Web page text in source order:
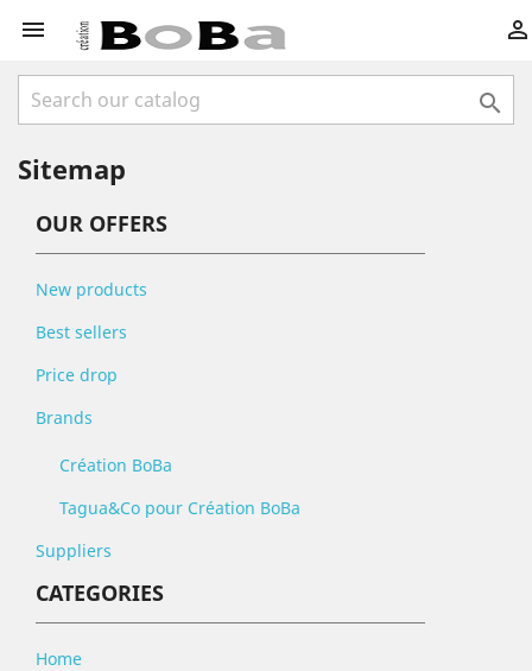
 

Sitemap
OUR OFFERS
New products
Best sellers
Price drop
Brands
Création BoBa
Tagua&Co pour Création BoBa
Suppliers
CATEGORIES
Home